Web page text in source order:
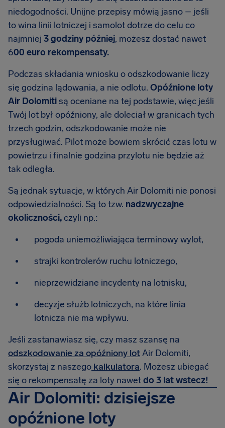
niedogodności. Unijne przepisy mówią jasno – jeśli
to wina linii lotniczej i samolot dotrze do celu co
najmniej 3 godziny później, możesz dostać nawet
600 euro rekompensaty.
Podczas składania wniosku o odszkodowanie liczy
się godzina lądowania, a nie odlotu. Opóźnione loty
Air Dolomitisą oceniane na tej podstawie, więc jeśli
Twój lot był opóźniony, ale doleciał w granicach tych
trzech godzin, odszkodowanie może nie
przysługiwać. Pilot może bowiem skrócić czas lotu w
powietrzu i finalnie godzina przylotu nie będzie aż
tak odległa.
Są jednak sytuacje, w których Air Dolomiti nie ponosi
odpowiedzialności. Są to tzw. nadzwyczajne
okoliczności,czyli np.:
pogoda uniemożliwiająca terminowy wylot,
strajki kontrolerów ruchu lotniczego,
nieprzewidziane incydenty na lotnisku,
decyzje służb lotniczych, na które linia
lotnicza nie ma wpływu.
Jeśli zastanawiasz się, czy masz szansę na
odszkodowanie za opóźniony lotAir Dolomiti,
skorzystaj z naszego kalkulatora. Możesz ubiegać
się o rekompensatę za loty nawetdo 3 lat wstecz!
Air Dolomiti: dzisiejsze
opóźnione loty